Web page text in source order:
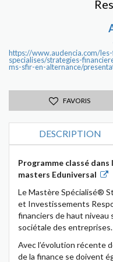
https://www.audencia.com/
specialises/strategies-
ms-sfir-en-alternance/
FAVORIS
DESCRIPTION
Programme classé
masters Eduniversal
Le Mastère Spécialisé®
et Investissements
financiers de haut niveau
sociétale des entreprises.
Avec l’évolution récente
de la finance se doivent